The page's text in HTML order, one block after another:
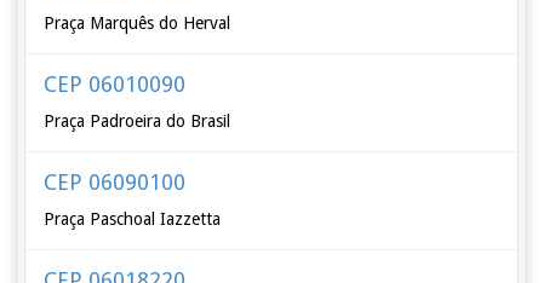
Praça Marquês do Herval
CEP 06010090
Praça Padroeira do Brasil
CEP 06090100
Praça Paschoal Iazzetta